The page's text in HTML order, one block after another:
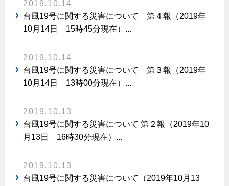
ガス工事について
ガス工事に関する約款・委託要件・内管工事見積単価表
新しく都市ガスをご利用したい方へ
道路・敷地内で工事をされる皆さまへ
安全対策
ガスメーターの役割と安全機能
正しい接続で安全に
プロパンガスから都市ガスへの切り替え
都市ガス切り替えのメリット
導入事例
都市ガス切り替え事例
エコジョーズ
浴室暖房乾燥機・脱衣室
衣類乾燥機
ガスファンヒーター
ガス温水床暖房・ルームヒーター
よくあるご質問
2019.10.14
台風19号に関する災害について 第４報（2019年
10月14日 15時45分現在）...
2019.10.14
台風19号に関する災害について 第３報（2019年
10月14日 13時00分現在）...
2019.10.13
台風19号に関する災害について 第２報（2019年10
月13日 16時30分現在）...
2019.10.13
台風19号に関する災害について（2019年10月13